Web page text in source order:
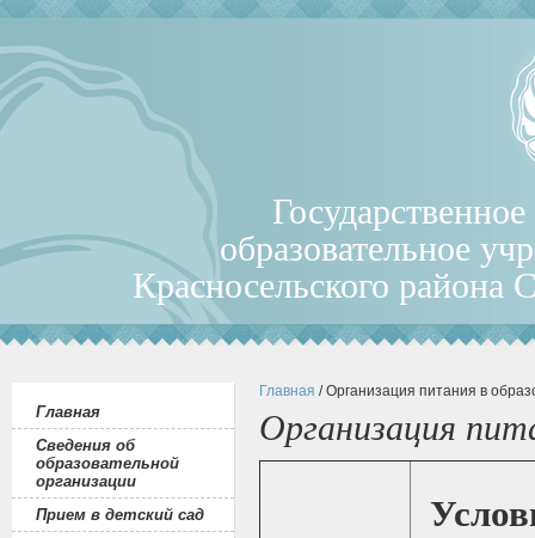
Главная
Сведения об
образовательной
организации
Прием в детский сад
Главная / Организация питания в
Организация
образовательное
Красносельского